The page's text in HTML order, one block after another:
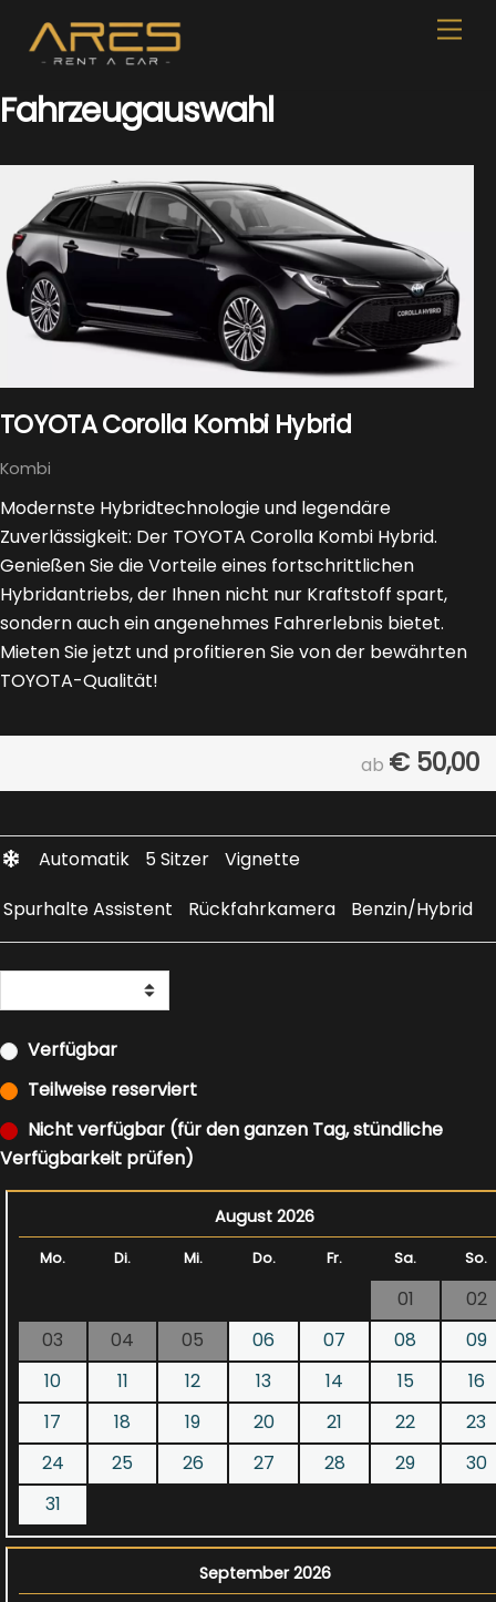
content
Fahrzeugauswahl
TOYOTA Corolla Kombi Hybrid
Kombi
Modernste Hybridtechnologie und legendäre
Zuverlässigkeit: Der TOYOTA Corolla Kombi Hybrid.
Genießen Sie die Vorteile eines fortschrittlichen
Hybridantriebs, der Ihnen nicht nur Kraftstoff spart,
sondern auch ein angenehmes Fahrerlebnis bietet.
Mieten Sie jetzt und profitieren Sie von der bewährten
TOYOTA-Qualität!
ab € 50,00
Automatik 5 Sitzer
Vignette
Spurhalte Assistent
Rückfahrkamera Benzin/Hybrid
Verfügbar
Teilweise reserviert
Nicht verfügbar (für den ganzen Tag, stündliche
Verfügbarkeit prüfen)
August 2026
Mo. Di. Mi. Do. Fr. Sa. So.
01
02
03
04 05 06 07 08
09
10
11 12 13 14 15
16
17
18 19 20 21 22
23
24
25 26 27 28 29
30
31
September 2026